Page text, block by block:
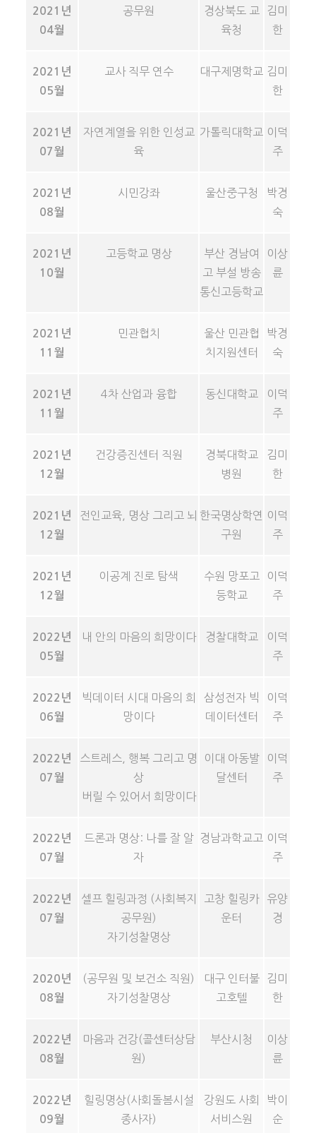
2021년
04월
공무원
경상북도 교
육청
김미
한
2021년
05월
교사 직무 연수 대구제명학교 김미
한
2021년
07월
자연계열을 위한 인성교
육
가톨릭대학교 이덕
주
2021년
08월
시민강좌 울산중구청
박경
숙
2021년
10월
고등학교 명상
부산 경남여
고 부설 방송
통신고등학교
이상
륜
2021년
11월
민관협치
울산 민관협
치지원센터
박경
숙
2021년
11월
4차 산업과 융합 동신대학교
이덕
주
2021년
12월
건강증진센터 직원
경북대학교
병원
김미
한
2021년
12월
전인교육, 명상 그리고 뇌 한국명상학연
구원
이덕
주
2021년
12월
이공계 진로 탐색
수원 망포고
등학교
이덕
주
2022년
05월
내 안의 마음의 희망이다 경찰대학교
이덕
주
2022년
06월
빅데이터 시대 마음의 희
망이다
삼성전자 빅
데이터센터
이덕
주
2022년
07월
스트레스, 행복 그리고 명
상
버릴 수 있어서 희망이다
이대 아동발
달센터
이덕
주
2022년
07월
드론과 명상: 나를 잘 알
자
경남과학교고 이덕
주
2022년
07월
셀프 힐링과정 (사회복지
공무원)
자기성찰명상
고창 힐링카
운터
유양
경
2020년
08월
(공무원 및 보건소 직원)
자기성찰명상
대구 인터불
고호텔
김미
한
2022년
08월
마음과 건강(콜센터상담
원)
부산시청
이상
륜
2022년
09월
힐링명상(사회돌봄시설
종사자)
강원도 사회
서비스원
박이
순